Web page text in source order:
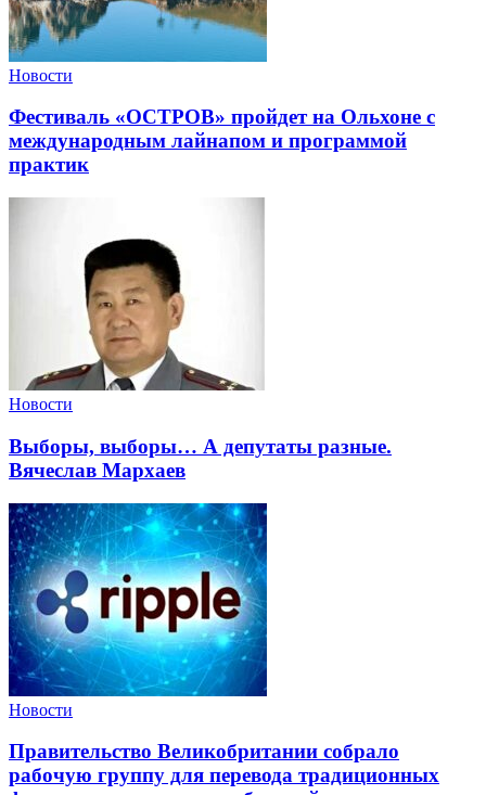
Новости
Фестиваль «ОСТРОВ» пройдет на Ольхоне с
международным лайнапом и программой
практик
Новости
Выборы, выборы… А депутаты разные.
Вячеслав Мархаев
Новости
Правительство Великобритании собрало
рабочую группу для перевода традиционных